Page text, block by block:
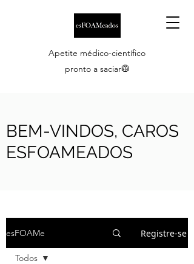
Apetite médico-científico
pronto a saciar🥼
BEM-VINDOS, CAROS
ESFOAMEADOS
esFOAMe Registre-se
Todos